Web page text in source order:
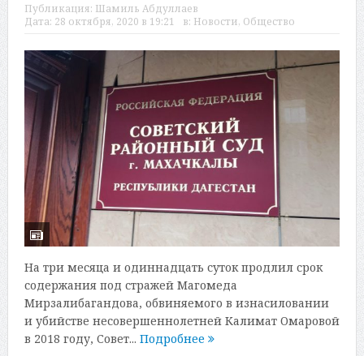
Публикация: Шамиль Абдуллаев
Дата: 28 октября, 2020 в 19:21 в: Новости, Общество
На три месяца и одиннадцать суток продлил срок
содержания под стражей Магомеда
Мирзалибагандова, обвиняемого в изнасиловании
и убийстве несовершеннолетней Калимат Омаровой
в 2018 году, Совет... Подробнее